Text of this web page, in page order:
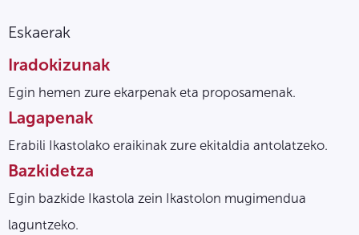
Eskaerak
Iradokizunak
Egin hemen zure ekarpenak eta proposamenak.
Lagapenak
Erabili Ikastolako eraikinak zure ekitaldia antolatzeko.
Bazkidetza
Egin bazkide Ikastola zein Ikastolon mugimendua
laguntzeko.